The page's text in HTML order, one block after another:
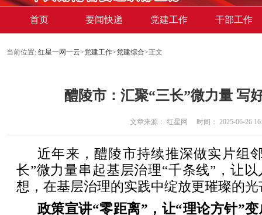
首页 要闻快递 党建工作 干部工作
当前位置: 红星一网一云>党建工作>党建综合>正文
醴陵市：汇聚“三长”微力量 写
文章来源： 红星网 时间： 2025-06-26
近年来，醴陵市持续推深做实片组
长”微力量串起基层治理“千条线”，让
想，在基层治理的实践中绽放更璀璨的光
政策宣讲“零距离”，让“理论方针”